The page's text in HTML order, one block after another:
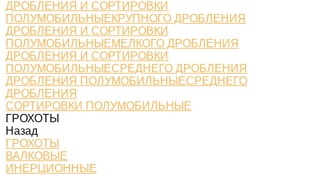
ДРОБЛЕНИЯ И СОРТИРОВКИ
ПОЛУМОБИЛЬНЫЕКРУПНОГО ДРОБЛЕНИЯ
ДРОБЛЕНИЯ И СОРТИРОВКИ
ПОЛУМОБИЛЬНЫЕМЕЛКОГО ДРОБЛЕНИЯ
ДРОБЛЕНИЯ И СОРТИРОВКИ
ПОЛУМОБИЛЬНЫЕСРЕДНЕГО ДРОБЛЕНИЯ
ДРОБЛЕНИЯ ПОЛУМОБИЛЬНЫЕСРЕДНЕГО
ДРОБЛЕНИЯ
СОРТИРОВКИ ПОЛУМОБИЛЬНЫЕ
ГРОХОТЫ
Назад
ГРОХОТЫ
ВАЛКОВЫЕ
ИНЕРЦИОННЫЕ